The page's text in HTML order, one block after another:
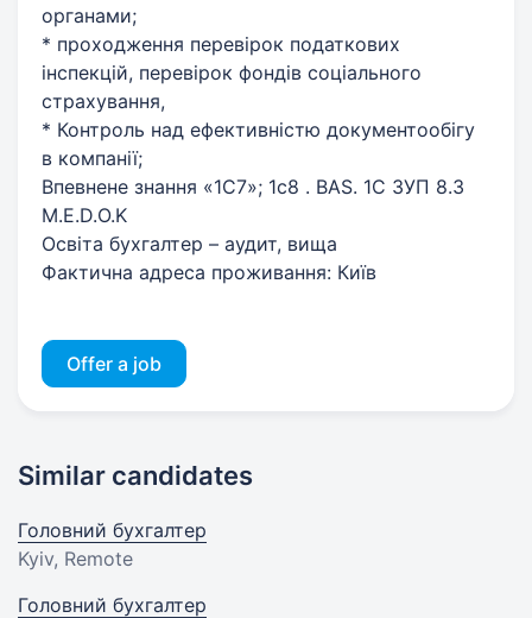
органами;
* проходження перевірок податкових
інспекцій, перевірок фондів соціального
страхування,
* Контроль над ефективністю документообігу
в компанії;
Впевнене знання «1С7»; 1с8 . BAS. 1С ЗУП 8.3
M.E.D.O.K
Освіта бухгалтер – аудит, вища
Фактична адреса проживання: Київ
Offer a job
Similar candidates
Головний бухгалтер
Kyiv, Remote
Головний бухгалтер